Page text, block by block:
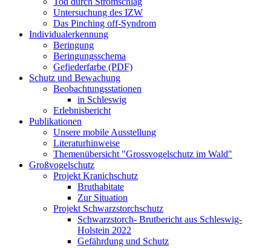
Untersuchung des IZW
Das Pinching off-Syndrom
Individualerkennung
Beringung
Beringungsschema
Gefiederfarbe (PDF)
Schutz und Bewachung
Beobachtungsstationen
in Schleswig
Erlebnisbericht
Publikationen
Unsere mobile Ausstellung
Literaturhinweise
Themenübersicht "Grossvogelschutz im Wald"
Großvogelschutz
Projekt Kranichschutz
Bruthabitate
Zur Situation
Projekt Schwarzstorchschutz
Schwarzstorch- Brutbericht aus Schleswig-
Holstein 2022
Gefährdung und Schutz